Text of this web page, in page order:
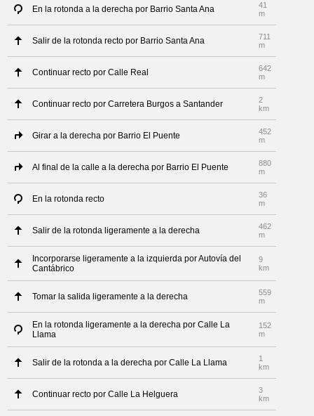
En la rotonda a la derecha por Barrio Santa Ana
41
m
Salir de la rotonda recto por Barrio Santa Ana
711
m
Continuar recto por Calle Real
642
m
Continuar recto por Carretera Burgos a Santander
2
km
Girar a la derecha por Barrio El Puente
452
m
Al final de la calle a la derecha por Barrio El Puente
880
m
En la rotonda recto
36
m
Salir de la rotonda ligeramente a la derecha
462
m
Incorporarse ligeramente a la izquierda por Autovía del
Cantábrico
9
km
Tomar la salida ligeramente a la derecha
559
m
En la rotonda ligeramente a la derecha por Calle La
Llama
152
m
Salir de la rotonda a la derecha por Calle La Llama
1
km
Continuar recto por Calle La Helguera
3
km